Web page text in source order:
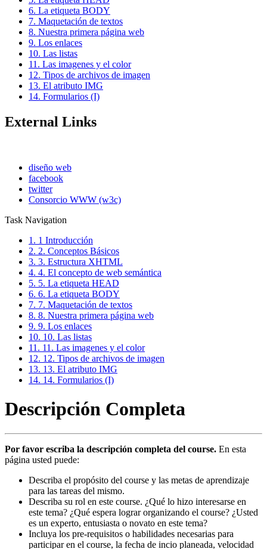
6. La etiqueta BODY
7. Maquetación de textos
8. Nuestra primera página web
9. Los enlaces
10. Las listas
11. Las imagenes y el color
12. Tipos de archivos de imagen
13. El atributo IMG
14. Formularios (I)
External Links
diseño web
facebook
twitter
Consorcio WWW (w3c)
Task Navigation
1. 1 Introducción
2. 2. Conceptos Básicos
3. 3. Estructura XHTML
4. 4. El concepto de web semántica
5. 5. La etiqueta HEAD
6. 6. La etiqueta BODY
7. 7. Maquetación de textos
8. 8. Nuestra primera página web
9. 9. Los enlaces
10. 10. Las listas
11. 11. Las imagenes y el color
12. 12. Tipos de archivos de imagen
13. 13. El atributo IMG
14. 14. Formularios (I)
Descripción Completa
Por favor escriba la descripción completa del course. En esta
página usted puede:
Describa el propósito del course y las metas de aprendizaje
para las tareas del mismo.
Describa su rol en este course. ¿Qué lo hizo interesarse en
este tema? ¿Qué espera lograr organizando el course? ¿Usted
es un experto, entusiasta o novato en este tema?
Incluya los pre-requisitos o habilidades necesarias para
participar en el course, la fecha de incio planeada, velocidad